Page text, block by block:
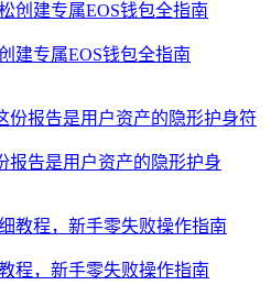
建专属EOS钱包全指南
报告是用户资产的隐形护身
程，新手零失败操作指南